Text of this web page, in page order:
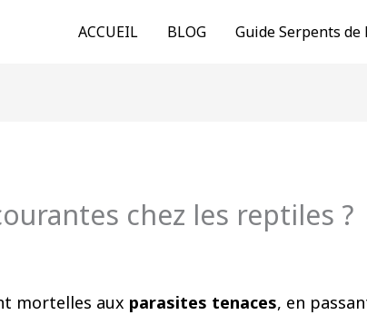
ACCUEIL BLOG Guide Serpents de
chez les reptiles ?
mortelles aux parasites tenaces, en